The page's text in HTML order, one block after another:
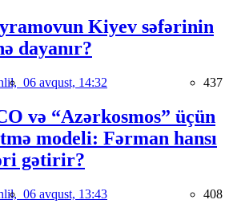
Kiyev səfərinin
dayanır?
06 avqust, 14:32 437
və “Azərkosmos” üçün
modeli: Fərman hansı
gətirir?
06 avqust, 13:43 408